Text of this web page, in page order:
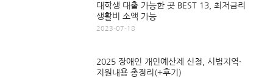
대학생 대출 가능한 곳 BEST 13, 최저금리
생활비 소액 가능
2023-07-18
2025 장애인 개인예산제 신청, 시범지역·
지원내용 총정리(+후기)